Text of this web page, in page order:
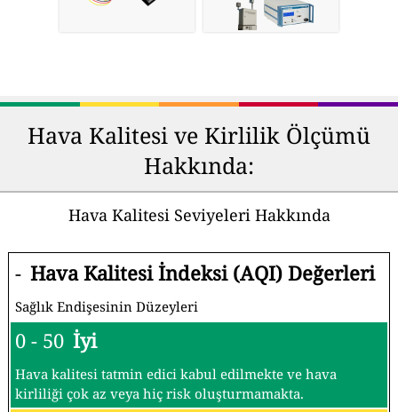
Hava Kalitesi ve Kirlilik Ölçümü
Hakkında:
Hava Kalitesi Seviyeleri Hakkında
- Hava Kalitesi İndeksi (AQI) Değerleri
Sağlık Endişesinin Düzeyleri
0 - 50 İyi
Hava kalitesi tatmin edici kabul edilmekte ve hava
kirliliği çok az veya hiç risk oluşturmamakta.